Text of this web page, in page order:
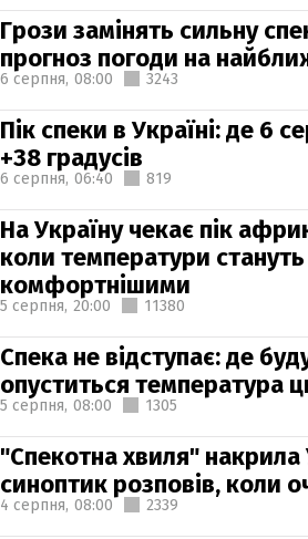
Грози замінять сильну
прогноз погоди на
6 серпня, 08:00 3243
Пік спеки в Україні: де 6
+38 градусів
6 серпня, 06:40 819
На Україну чекає пік
коли температури стануть
комфортнішими
5 серпня, 20:00 11380
Спека не відступає: де
опуститься температура
5 серпня, 08:00 1305
"Спекотна хвиля" накрила
синоптик розповів, коли
4 серпня, 08:00 2339